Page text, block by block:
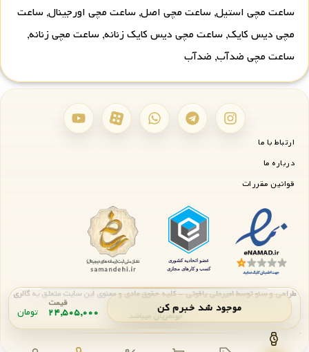
موجود شد خبرم کن قیمت
۲۴,۵۰۵,۰۰۰ تومان
اعلان موجودی بستن
ساعت مچی استیل, ساعت مچی اصل, ساعت مچی اورجینال, ساعت
مچی دیس کایک, ساعت مچی دیس کایک زنانه, ساعت مچی زنانه,
ساعت مچی ضدآب, ضدآب
ارتباط با ما
درباره ما
قوانین مقررات
طراحی و سئو توسط امیرعلی یاقوتی - کلیه حقوق مادی و معنوی این سایت متعلق به گالری
جواهریان میباشد.